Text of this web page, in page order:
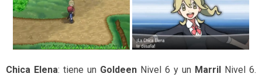
Chica Elena: tiene un Goldeen Nivel 6 y un Marril Nivel 6.